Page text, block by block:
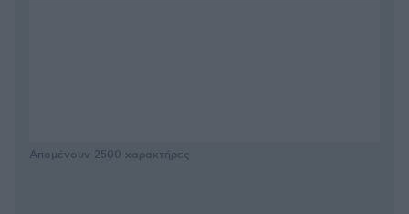
Απομένουν 2500 χαρακτήρες